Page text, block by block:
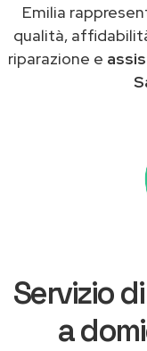
Emilia
qualità,
riparazione e
Servizio
a